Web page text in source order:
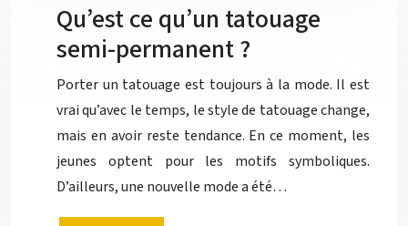
Qu’est ce qu’un tatouage
semi-permanent ?
Porter un tatouage est toujours à la mode. Il est
vrai qu’avec le temps, le style de tatouage change,
mais en avoir reste tendance. En ce moment, les
jeunes optent pour les motifs symboliques.
D’ailleurs, une nouvelle mode a été…